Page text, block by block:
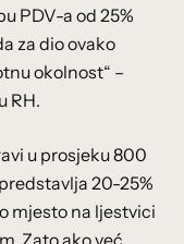
PDV-a od 25%
za dio ovako
okolnost“ –
RH.
u prosjeku 800
20-25%
mjesto na ljestvici